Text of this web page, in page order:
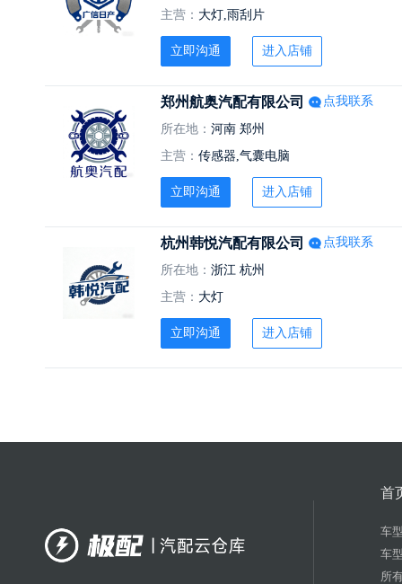
主营： 大灯,雨刮片
立即沟通 进入店铺
郑州航奥汽配有限公司 点我联系
所在地： 河南 郑州
主营： 传感器,气囊电脑
立即沟通 进入店铺
杭州韩悦汽配有限公司 点我联系
所在地： 浙江 杭州
主营： 大灯
立即沟通 进入店铺
首
车
车
所